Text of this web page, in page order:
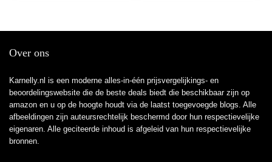
Over ons
Karnelly.nl is een moderne alles-in-één prijsvergelijkings- en
beoordelingswebsite die de beste deals biedt die beschikbaar zijn op
amazon en u op de hoogte houdt via de laatst toegevoegde blogs. Alle
afbeeldingen zijn auteursrechtelijk beschermd door hun respectievelijke
eigenaren. Alle geciteerde inhoud is afgeleid van hun respectievelijke
bronnen.